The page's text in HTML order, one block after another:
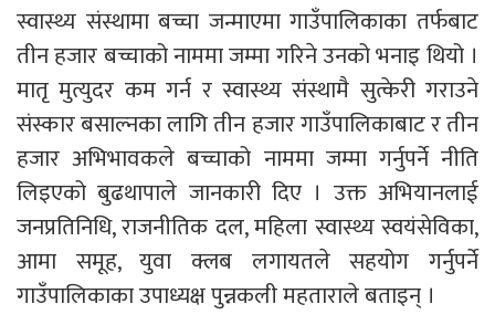
स्वास्थ्य संस्थामा बच्चा जन्माएमा गाउँपालिकाका तर्फबाट
तीन हजार बच्चाको नाममा जम्मा गरिने उनको भनाइ थियो ।
मातृ मुत्युदर कम गर्न र स्वास्थ्य संस्थामै सुत्केरी गराउने
संस्कार बसाल्नका लागि तीन हजार गाउँपालिकाबाट र तीन
हजार अभिभावकले बच्चाको नाममा जम्मा गर्नुपर्ने नीति
लिइएको बुढथापाले जानकारी दिए । उक्त अभियानलाई
जनप्रतिनिधि, राजनीतिक दल, महिला स्वास्थ्य स्वयंसेविका,
आमा समूह, युवा क्लब लगायतले सहयोग गर्नुपर्ने
गाउँपालिकाका उपाध्यक्ष पुन्नकली महताराले बताइन् ।